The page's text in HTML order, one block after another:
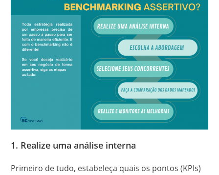
1. Realize uma análise interna
Primeiro de tudo, estabeleça quais os pontos (KPIs)